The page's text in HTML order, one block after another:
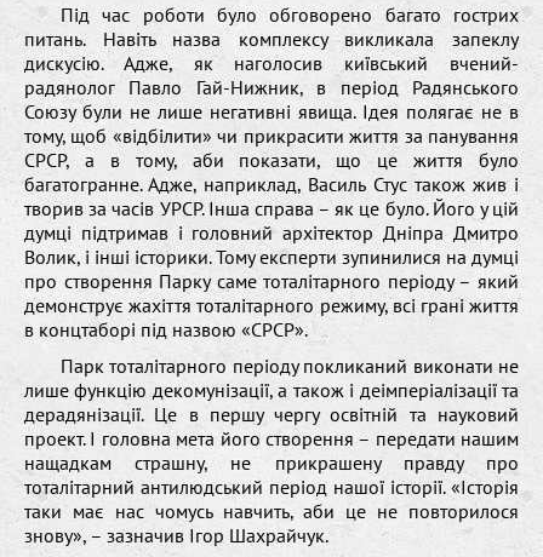
Під час роботи було обговорено багато гострих
питань. Навіть назва комплексу викликала запеклу
дискусію. Адже, як наголосив київський вчений-
радянолог Павло Гай-Нижник, в період Радянського
Союзу були не лише негативні явища. Ідея полягає не в
тому, щоб «відбілити» чи прикрасити життя за панування
СРСР, а в тому, аби показати, що це життя було
багатогранне. Адже, наприклад, Василь Стус також жив і
творив за часів УРСР. Інша справа – як це було. Його у цій
думці підтримав і головний архітектор Дніпра Дмитро
Волик, і інші історики. Тому експерти зупинилися на думці
про створення Парку саме тоталітарного періоду – який
демонструє жахіття тоталітарного режиму, всі грані життя
в концтаборі під назвою «СРСР».
Парк тоталітарного періоду покликаний виконати не
лише функцію декомунізації, а також і деімперіалізації та
дерадянізації. Це в першу чергу освітній та науковий
проект. І головна мета його створення – передати нашим
нащадкам страшну, не прикрашену правду про
тоталітарний антилюдський період нашої історії. «Історія
таки має нас чомусь навчить, аби це не повторилося
знову», – зазначив Ігор Шахрайчук.